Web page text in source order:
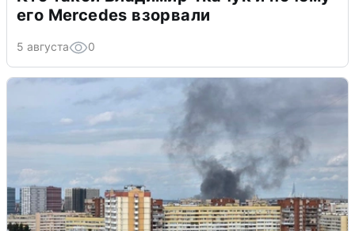
его Mercedes взорвали
5 августа 0